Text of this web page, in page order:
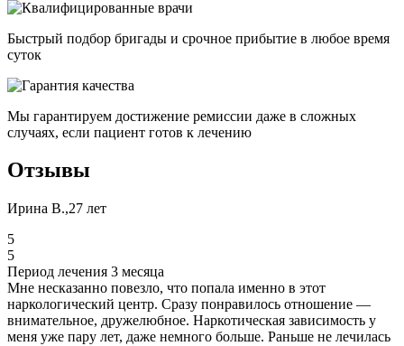
Быстрый подбор бригады и срочное прибытие в любое время
суток
Мы гарантируем достижение ремиссии даже в сложных
случаях, если пациент готов к лечению
Отзывы
Ирина В.,27 лет
5
5
Период лечения 3 месяца
Мне несказанно повезло, что попала именно в этот
наркологический центр. Сразу понравилось отношение —
внимательное, дружелюбное. Наркотическая зависимость у
меня уже пару лет, даже немного больше. Раньше не лечилась